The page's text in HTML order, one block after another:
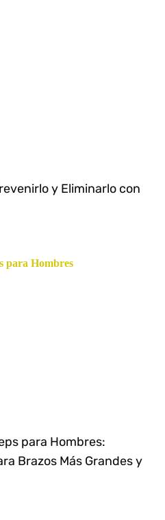
y Eliminarlo con
para Hombres:
Brazos Más Grandes y